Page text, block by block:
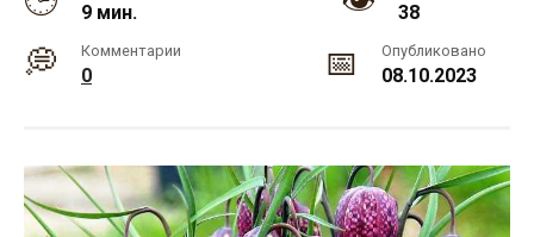
9 мин. 38
Комментарии
0
Опубликовано
08.10.2023